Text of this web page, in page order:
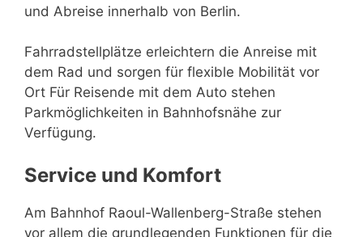
und Abreise innerhalb von Berlin.
Fahrradstellplätze erleichtern die Anreise mit
dem Rad und sorgen für flexible Mobilität vor
Ort Für Reisende mit dem Auto stehen
Parkmöglichkeiten in Bahnhofsnähe zur
Verfügung.
Service und Komfort
Am Bahnhof Raoul-Wallenberg-Straße stehen
vor allem die grundlegenden Funktionen für die